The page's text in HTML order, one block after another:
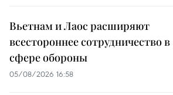
Вьетнам и Лаос расширяют
всестороннее сотрудничество в
сфере обороны
05/08/2026 16:58